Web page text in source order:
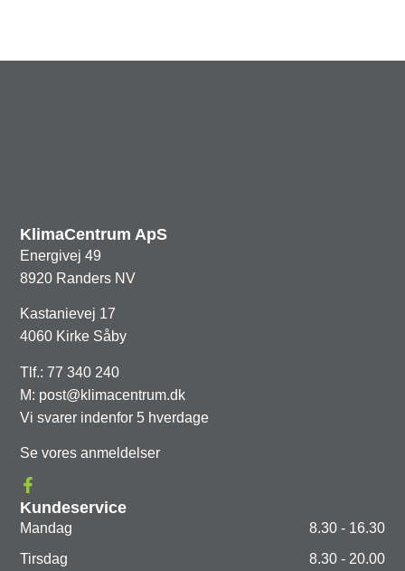
KlimaCentrum ApS
Energivej 49
8920 Randers NV
Kastanievej 17
4060 Kirke Såby
Tlf.: 77 340 240
M: post@klimacentrum.dk
Vi svarer indenfor 5 hverdage
Se vores anmeldelser
Kundeservice
Mandag
8.30 - 16.30
Tirsdag
8.30 - 20.00